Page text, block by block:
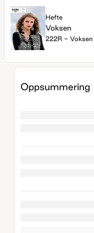
Hefte
Voksen
222R - Voksen
Oppsummering